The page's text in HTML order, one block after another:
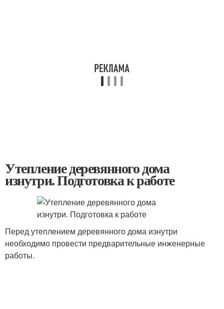
Утепление деревянного дома
изнутри. Подготовка к работе
Перед утеплением деревянного дома изнутри
необходимо провести предварительные инженерные
работы.